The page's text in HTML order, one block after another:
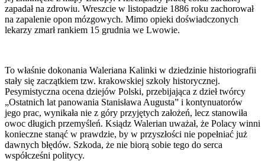
zapadał na zdrowiu. Wreszcie w listopadzie 1886 roku zachorował
na zapalenie opon mózgowych. Mimo opieki doświadczonych
lekarzy zmarł rankiem 15 grudnia we Lwowie.
To właśnie dokonania Waleriana Kalinki w dziedzinie historiografii
stały się zaczątkiem tzw. krakowskiej szkoły historycznej.
Pesymistyczna ocena dziejów Polski, przebijająca z dzieł twórcy
„Ostatnich lat panowania Stanisława Augusta” i kontynuatorów
jego prac, wynikała nie z góry przyjętych założeń, lecz stanowiła
owoc długich przemyśleń. Ksiądz Walerian uważał, że Polacy winni
konieczne stanąć w prawdzie, by w przyszłości nie popełniać już
dawnych błędów. Szkoda, że nie biorą sobie tego do serca
współcześni politycy.